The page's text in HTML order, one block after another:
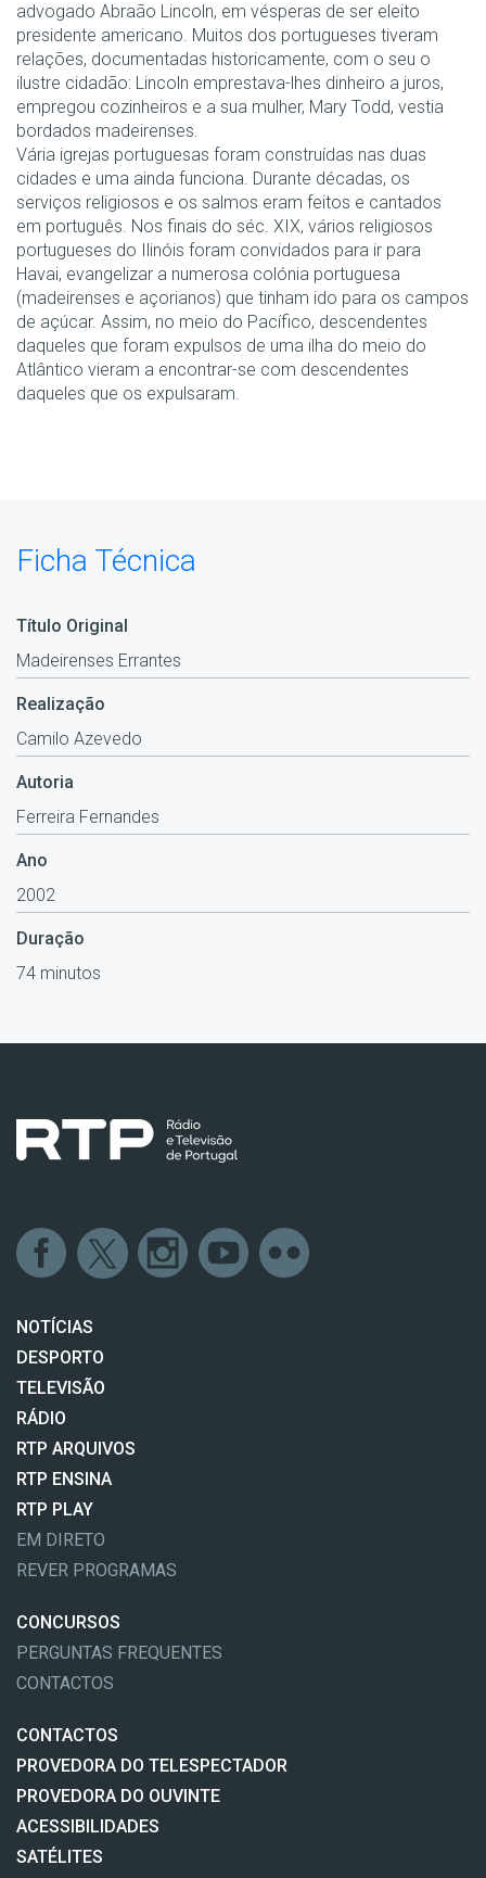
advogado Abraão Lincoln, em vésperas de ser eleito
presidente americano. Muitos dos portugueses tiveram
relações, documentadas historicamente, com o seu o
ilustre cidadão: Lincoln emprestava-lhes dinheiro a juros,
empregou cozinheiros e a sua mulher, Mary Todd, vestia
bordados madeirenses.
Vária igrejas portuguesas foram construídas nas duas
cidades e uma ainda funciona. Durante décadas, os
serviços religiosos e os salmos eram feitos e cantados
em português. Nos finais do séc. XIX, vários religiosos
portugueses do Ilinóis foram convidados para ir para
Havai, evangelizar a numerosa colónia portuguesa
(madeirenses e açorianos) que tinham ido para os campos
de açúcar. Assim, no meio do Pacífico, descendentes
daqueles que foram expulsos de uma ilha do meio do
Atlântico vieram a encontrar-se com descendentes
daqueles que os expulsaram.
Ficha Técnica
Título Original
Madeirenses Errantes
Realização
Camilo Azevedo
Autoria
Ferreira Fernandes
Ano
2002
Duração
74 minutos
NOTÍCIAS
DESPORTO
TELEVISÃO
RÁDIO
RTP ARQUIVOS
RTP ENSINA
RTP PLAY
EM DIRETO
REVER PROGRAMAS
CONCURSOS
PERGUNTAS FREQUENTES
CONTACTOS
CONTACTOS
PROVEDORA DO TELESPECTADOR
PROVEDORA DO OUVINTE
ACESSIBILIDADES
SATÉLITES